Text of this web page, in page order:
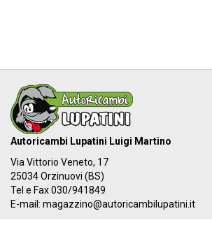
Autoricambi Lupatini Luigi Martino
Via Vittorio Veneto, 17
25034 Orzinuovi (BS)
Tel e Fax 030/941849
E-mail: magazzino@autoricambilupatini.it